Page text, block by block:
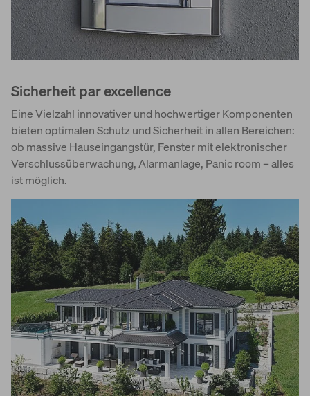
Sicherheit par excellence
Eine Vielzahl innovativer und hochwertiger Komponenten
bieten optimalen Schutz und Sicherheit in allen Bereichen:
ob massive Hauseingangstür, Fenster mit elektronischer
Verschlussüberwachung, Alarmanlage, Panic room – alles
ist möglich.